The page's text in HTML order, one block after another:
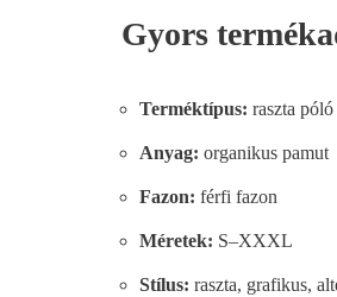
Gyors
Terméktípus: raszta póló
Anyag: organikus pamut
Fazon: férfi fazon
Méretek: S–XXXL
Stílus: raszta, grafikus,